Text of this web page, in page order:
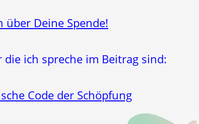
Deine Spende!
ich spreche im Beitrag sind:
Code der Schöpfung